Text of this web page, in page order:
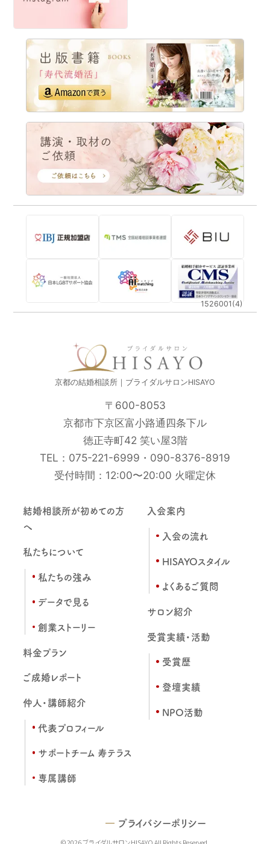
1526001(4)
京都の結婚相談所｜ブライダルサロンHISAYO
〒600-8053
京都市下京区富小路通四条下ル
徳正寺町42 笑い屋3階
TEL： 075-221-6999 ・ 090-8376-8919
受付時間：12:00〜20:00 火曜定休
結婚相談所が初めての方
へ
私たちについて
私たちの強み
データで見る
創業ストーリー
料金プラン
ご成婚レポート
仲人・講師紹介
代表プロフィール
サポートチーム 寿テラス
専属講師
入会案内
入会の流れ
HISAYOスタイル
よくあるご質問
サロン紹介
受賞実績・活動
受賞歴
登壇実績
NPO活動
プライバシーポリシー